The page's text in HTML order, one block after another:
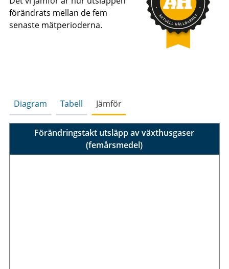
förändrats mellan de fem
senaste mätperioderna.
Diagram Tabell Jämför
Förändringstakt utsläpp av växthusgaser
(femårsmedel)